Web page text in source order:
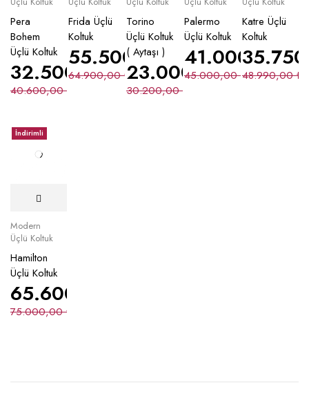
Pera
Bohem
Üçlü Koltuk
40.600,00
32.500,00₺
Frida Üçlü
Koltuk
64.900,00₺
55.500,00
Torino
Üçlü Koltuk
( Aytaşı )
30.200,00
23.000,00₺
Palermo
Üçlü Koltuk
45.000,00₺
41.000,00₺
Katre Üçlü
Koltuk
48.990,00₺
İndirimli
Modern
Üçlü Koltuk
Hamilton
Üçlü Koltuk
75.000,00₺
65.600,00